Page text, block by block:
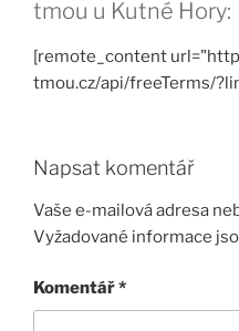
tmou u Kutné Hory:
[remote_content
tmou.cz/api/freeTerms/
Napsat komentář
Vaše e-mailová adresa
Vyžadované informace
Komentář*